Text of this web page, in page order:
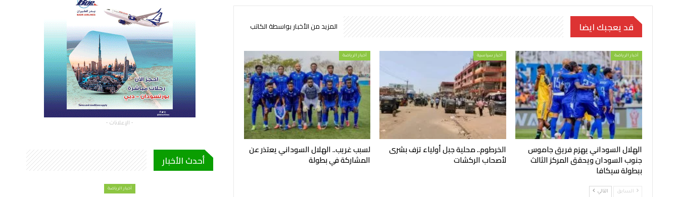
قد يعجبك ايضا المزيد من الأخبار بواسطة الكاتب
أخبار الرياضة
الهلال السوداني يهزم فريق جاموس
جنوب السودان ويحقق المركز الثالث
ببطولة سيكافا
أخبار سياسية
الخرطوم.. محلية جبل أولياء تزف بشرى
لأصحاب الركشات
أخبار الرياضة
لسبب غريب.. الهلال السوداني يعتذر عن
المشاركة في بطولة
السابق التالي
- الإعلانات -
أحدث الأخبار
أخبار الرياضة